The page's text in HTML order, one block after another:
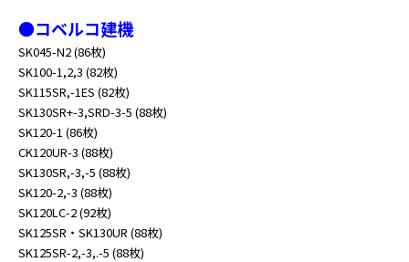
●コベルコ建機
SK045-N2 (86枚)
SK100-1,2,3 (82枚)
SK115SR,-1ES (82枚)
SK130SR+-3,SRD-3-5 (88枚)
SK120-1 (86枚)
CK120UR-3 (88枚)
SK130SR,-3,-5 (88枚)
SK120-2,-3 (88枚)
SK120LC-2 (92枚)
SK125SR・SK130UR (88枚)
SK125SR-2,-3,.-5 (88枚)